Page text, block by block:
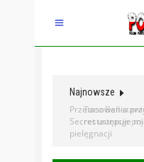
Najnowsze
Przetasowania
Secret ustępuje
pielęgnacji